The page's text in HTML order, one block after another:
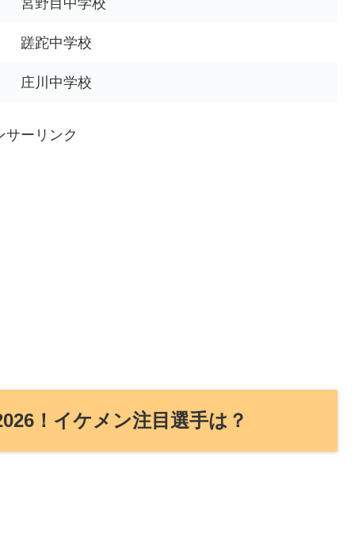
宮野目中学校
蹉跎中学校
庄川中学校
サーリンク
！イケメン注目選手は？